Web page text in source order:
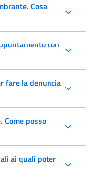
Cosa
con
fare la denuncia
Come posso
ai quali poter